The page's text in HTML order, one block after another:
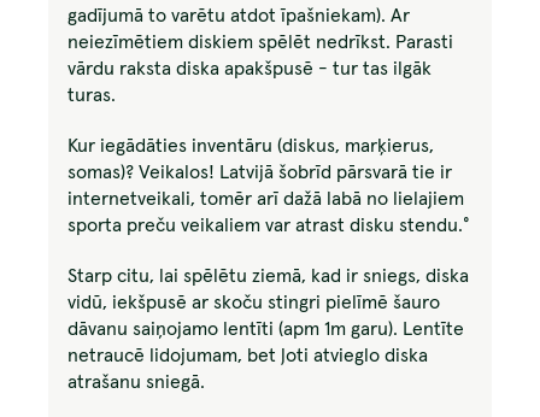
gadījumā to varētu atdot īpašniekam). Ar
neiezīmētiem diskiem spēlēt nedrīkst. Parasti
vārdu raksta diska apakšpusē - tur tas ilgāk
turas.
Kur iegādāties inventāru (diskus, marķierus,
somas)? Veikalos! Latvijā šobrīd pārsvarā tie ir
internetveikali, tomēr arī dažā labā no lielajiem
sporta preču veikaliem var atrast disku stendu.°
Starp citu, lai spēlētu ziemā, kad ir sniegs, diska
vidū, iekšpusē ar skoču stingri pielīmē šauro
dāvanu saiņojamo lentīti (apm 1m garu). Lentīte
netraucē lidojumam, bet ļoti atvieglo diska
atrašanu sniegā.